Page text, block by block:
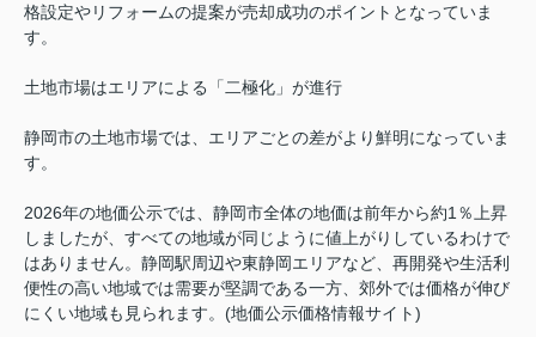
格設定やリフォームの提案が売却成功のポイントとなっていま
す。
土地市場はエリアによる「二極化」が進行
静岡市の土地市場では、エリアごとの差がより鮮明になっていま
す。
2026年の地価公示では、静岡市全体の地価は前年から約1％上昇
しましたが、すべての地域が同じように値上がりしているわけで
はありません。静岡駅周辺や東静岡エリアなど、再開発や生活利
便性の高い地域では需要が堅調である一方、郊外では価格が伸び
にくい地域も見られます。(地価公示価格情報サイト⁠)